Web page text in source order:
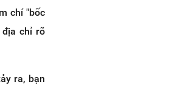
chí "bốc
địa chỉ rõ
ra, bạn